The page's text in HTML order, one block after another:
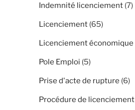
Indemnité licenciement (7)
Licenciement (65)
Licenciement économique
Pole Emploi (5)
Prise d'acte de rupture (6)
Procédure de licenciement